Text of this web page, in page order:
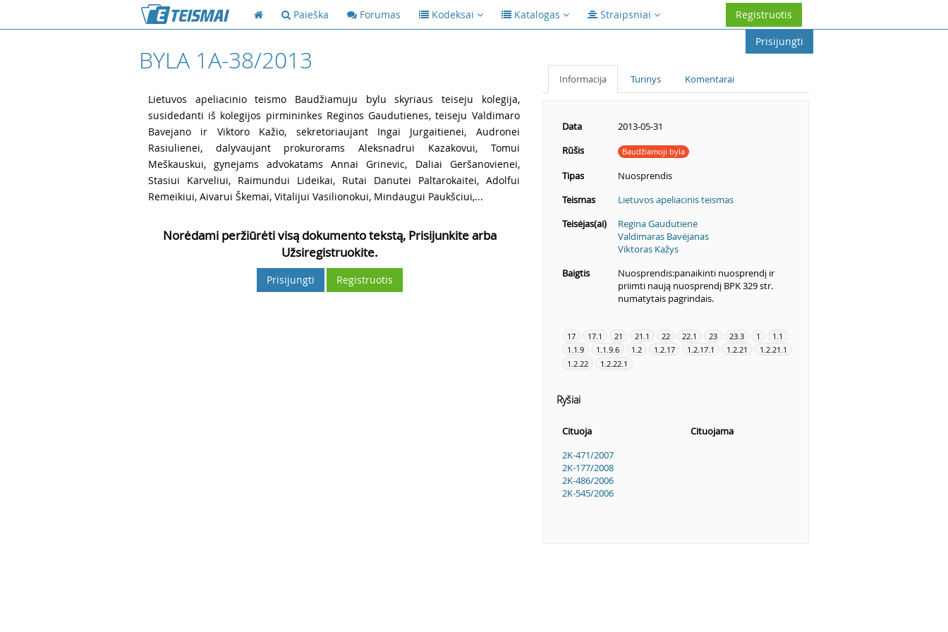
Paieška Forumas Kodeksai Katalogas Straipsniai
Registruotis
Prisijungti
BYLA 1A-38/2013
Lietuvos apeliacinio teismo Baudžiamuju bylu skyriaus teiseju kolegija,
susidedanti iš kolegijos pirmininkes Reginos Gaudutienes, teiseju Valdimaro
Bavejano ir Viktoro Kažio, sekretoriaujant Ingai Jurgaitienei, Audronei
Rasiulienei, dalyvaujant prokurorams Aleksnadrui Kazakovui, Tomui
Meškauskui, gynejams advokatams Annai Grinevic, Daliai Geršanovienei,
Stasiui Karveliui, Raimundui Lideikai, Rutai Danutei Paltarokaitei, Adolfui
Remeikiui, Aivarui Škemai, Vitalijui Vasilionokui, Mindaugui Paukšciui,...
Norėdami peržiūrėti visą dokumento tekstą, Prisijunkite arba
Užsiregistruokite.
Prisijungti Registruotis
Informacija Turinys Komentarai
Data
2013-05-31
Rūšis
Baudžiamoji byla
Tipas
Nuosprendis
Teismas
Lietuvos apeliacinis teismas
Teisėjas(ai)
Regina Gaudutienė
Valdimaras Bavėjanas
Viktoras Kažys
Baigtis
Nuosprendis:panaikinti nuosprendį ir
priimti naują nuosprendį BPK 329 str.
numatytais pagrindais.
17 17.1 21 21.1 22 22.1 23 23.3 1
1.1
1.1.9
1.1.9.6 1.2 1.2.17 1.2.17.1 1.2.21
1.2.21.1
1.2.22
1.2.22.1
Ryšiai
Cituoja
Cituojama
2K-471/2007
2K-177/2008
2K-486/2006
2K-545/2006